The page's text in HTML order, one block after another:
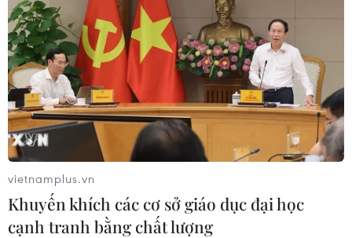
rực rỡ hai bên bờ Trường Giang đoạn qua trung tâm thành phố
Vũ Hán. (Ảnh: Tiến Trung/Vietnam+)
vietnamplus.vn
Khuyến khích các cơ sở giáo dục đại học
cạnh tranh bằng chất lượng